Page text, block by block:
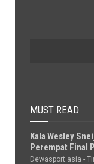
MUST READ
Kala Wesley
Perempat Final
Dewasport.asia -